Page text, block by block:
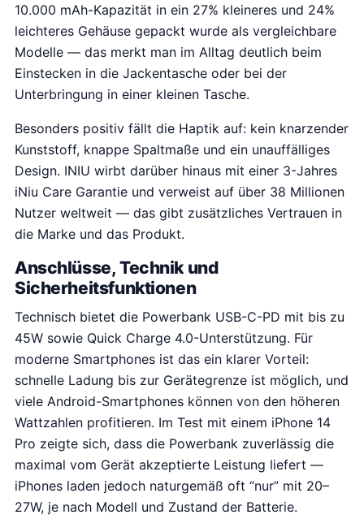
10.000 mAh-Kapazität in ein 27% kleineres und 24%
leichteres Gehäuse gepackt wurde als vergleichbare
Modelle — das merkt man im Alltag deutlich beim
Einstecken in die Jackentasche oder bei der
Unterbringung in einer kleinen Tasche.
Besonders positiv fällt die Haptik auf: kein knarzender
Kunststoff, knappe Spaltmaße und ein unauffälliges
Design. INIU wirbt darüber hinaus mit einer 3-Jahres
iNiu Care Garantie und verweist auf über 38 Millionen
Nutzer weltweit — das gibt zusätzliches Vertrauen in
die Marke und das Produkt.
Anschlüsse, Technik und
Sicherheitsfunktionen
Technisch bietet die Powerbank USB-C-PD mit bis zu
45W sowie Quick Charge 4.0-Unterstützung. Für
moderne Smartphones ist das ein klarer Vorteil:
schnelle Ladung bis zur Gerätegrenze ist möglich, und
viele Android-Smartphones können von den höheren
Wattzahlen profitieren. Im Test mit einem iPhone 14
Pro zeigte sich, dass die Powerbank zuverlässig die
maximal vom Gerät akzeptierte Leistung liefert —
iPhones laden jedoch naturgemäß oft “nur” mit 20–
27W, je nach Modell und Zustand der Batterie.